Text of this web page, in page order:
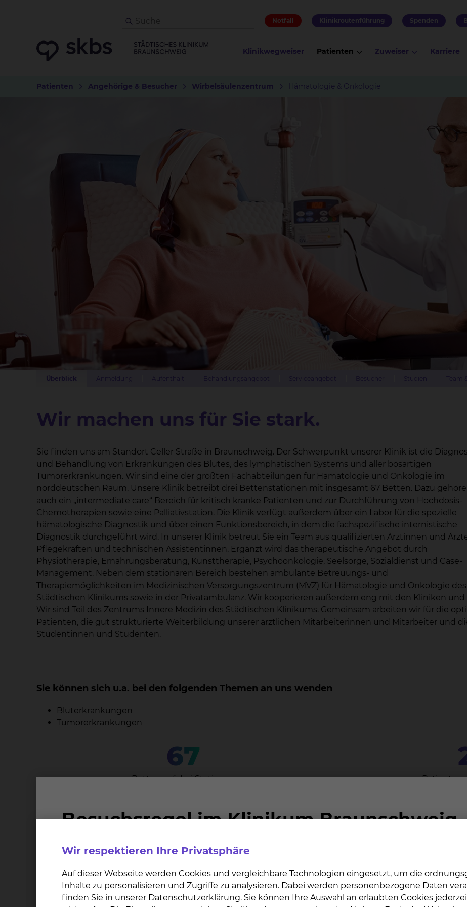
Notfall Klinikroutenführung Spenden
Klinikwegweiser Patienten Zuweiser Karriere
Patienten Angehörige & Besucher Wirbelsäulenzentrum Hämatologie & Onkologie
Überblick
Wir machen uns für Sie stark.
Sie finden uns am Standort Celler Straße in Braunschweig. Der Schwerpunkt unserer Klinik ist die
und Behandlung von Erkrankungen des Blutes, des lymphatischen Systems und aller bösartigen
Tumorerkrankungen. Wir sind eine der größten Fachabteilungen für Hämatologie und Onkologie im
norddeutschen Raum. Unsere Klinik betreibt drei Bettenstationen mit insgesamt 67 Betten. Dazu
auch ein „intermediate care“ Bereich für kritisch kranke Patienten und zur Durchführung von Hochdosis-
Chemotherapien sowie eine Palliativstation. Die Klinik verfügt außerdem über ein Labor für die spezielle
hämatologische Diagnostik und über einen Funktionsbereich, in dem die fachspezifische internistische
Diagnostik durchgeführt wird. In unserer Klinik betreut Sie ein Team aus qualifizierten Ärztinnen und
Pflegekräften und technischen Assistentinnen. Ergänzt wird das therapeutische Angebot durch
Physiotherapie, Ernährungsberatung, Kunsttherapie, Psychoonkologie, Seelsorge, Sozialdienst und Case-
Management. Neben dem stationären Bereich bestehen ambulante Betreuungs- und
Therapiemöglichkeiten im Medizinischen Versorgungszentrum (MVZ) für Hämatologie und Onkologie des
Städtischen Klinikums sowie in der Privatambulanz. Wir kooperieren außerdem eng mit den Kliniken
Wir sind Teil des Zentrums Innere Medizin des Städtischen Klinikums. Gemeinsam arbeiten wir für die
Patienten, die gut strukturierte Weiterbildung unserer ärztlichen Mitarbeiterinnen und Mitarbeiter und
Studentinnen und Studenten.
Sie können sich u.a. bei den folgenden Themen an uns wenden
Bluterkrankungen
Tumorerkrankungen
67
Betten auf drei Stationen Patienten
Zertifikate
Wir respektieren Ihre Privatsphäre
Auf dieser Webseite werden Cookies und vergleichbare Technologien eingesetzt, um die
Inhalte zu personalisieren und Zugriffe zu analysieren. Dabei werden personenbezogene Daten
finden Sie in unserer Datenschutzerklärung. Sie können Ihre Auswahl an erlaubten Cookies